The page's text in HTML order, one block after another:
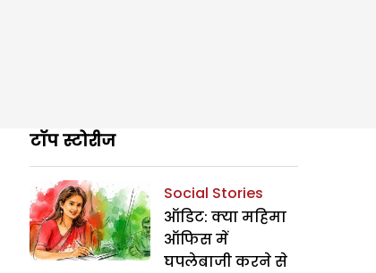
टॉप स्टोरीज
Social Stories
ऑडिट: क्या महिमा
ऑफिस में
घपलेबाजी करने से